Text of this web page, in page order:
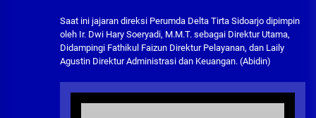
Saat ini jajaran direksi Perumda Delta Tirta Sidoarjo dipimpin
oleh Ir. Dwi Hary Soeryadi, M.M.T. sebagai Direktur Utama,
Didampingi Fathikul Faizun Direktur Pelayanan, dan Laily
Agustin Direktur Administrasi dan Keuangan. (Abidin)